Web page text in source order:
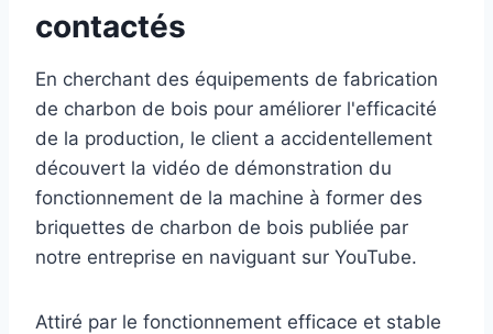
contactés
En cherchant des équipements de fabrication
de charbon de bois pour améliorer l'efficacité
de la production, le client a accidentellement
découvert la vidéo de démonstration du
fonctionnement de la machine à former des
briquettes de charbon de bois publiée par
notre entreprise en naviguant sur YouTube.
Attiré par le fonctionnement efficace et stable